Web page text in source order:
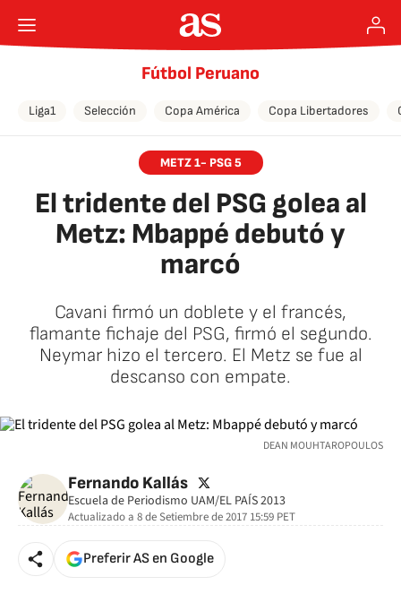
Fútbol Peruano
Liga1 Selección Copa América Copa Libertadores
METZ 1- PSG 5
El tridente del PSG golea al
Metz: Mbappé debutó y
marcó
Cavani firmó un doblete y el francés,
flamante fichaje del PSG, firmó el segundo.
Neymar hizo el tercero. El Metz se fue al
descanso con empate.
DEAN MOUHTAROPOULOS
Fernando Kallás twitter
Escuela de Periodismo UAM/EL PAÍS 2013
Actualizado a 8 de Setiembre de 2017 15:59 PET
Preferir AS en Google